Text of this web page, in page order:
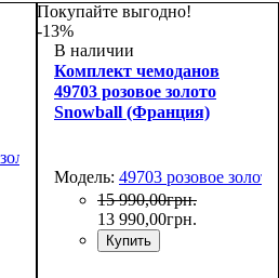
65х46х25+5
Покупайте выгодно!
-13%
В наличии
Комплект чемоданов
49703 розовое золото
Snowball (Франция)
Модель: 49703 розовое золото
15 990,00грн.
13 990,00грн.
Купить